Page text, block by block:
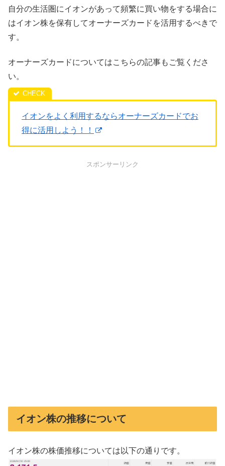
自分の生活圏にイオンがあって頻繁に買い物をする場合に
はイオン株を保有してオーナーズカードを活用するべきで
す。
オーナーズカードについてはこちらの記事もご覧くださ
い。
イオンをよく利用するならオーナーズカードでお
得に活用しよう！！
スポンサーリンク
イオン株の推移について
イオン株の株価推移については以下の通りです。